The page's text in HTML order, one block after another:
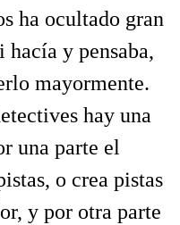
ha ocultado gran
hacía y pensaba,
mayormente.
hay una
una parte el
o crea pistas
y por otra parte